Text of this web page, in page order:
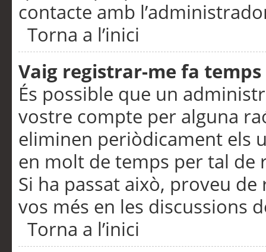
contacte amb
Torna a l’inici
Vaig registrar-me fa
És possible que un
vostre compte per alguna
eliminen periòdicament els
en molt de temps per tal de
Si ha passat això, proveu
vos més en les discussions
Torna a l’inici